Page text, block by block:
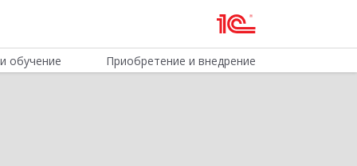
обучение Приобретение и внедрение